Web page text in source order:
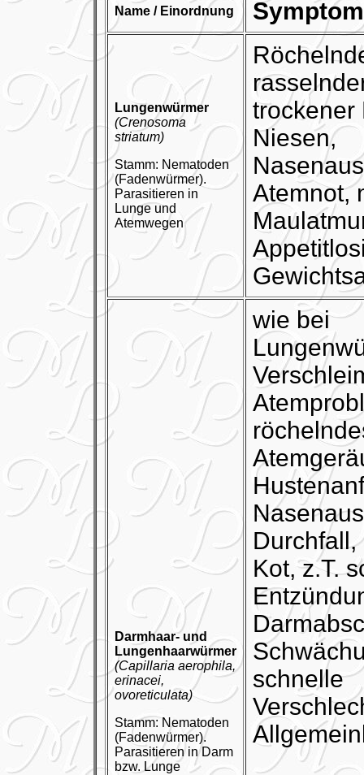
Name / Einordnung
Lungenwürmer
(Crenosoma
striatum)
Stamm: Nematoden
(Fadenwürmer).
Parasitieren in
Lunge und
Atemwegen
trockener
Niesen,
Atemnot,
Darmhaar- und
Lungenhaarwürmer
(Capillaria aerophila,
erinacei,
ovoreticulata)
Stamm: Nematoden
(Fadenwürmer).
Parasitieren in Darm
bzw. Lunge
wie bei
Durchfall,
Kot, z.T.
schnelle